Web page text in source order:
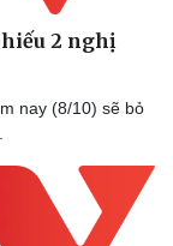
2 nghị
nay (8/10) sẽ bỏ